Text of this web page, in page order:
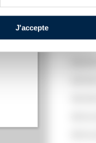
J'accepte